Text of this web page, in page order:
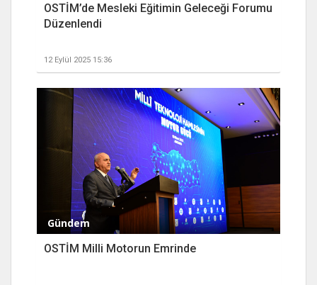
OSTİM’de Mesleki Eğitimin Geleceği Forumu
Düzenlendi
12 Eylül 2025 15:36
Gündem
OSTİM Milli Motorun Emrinde